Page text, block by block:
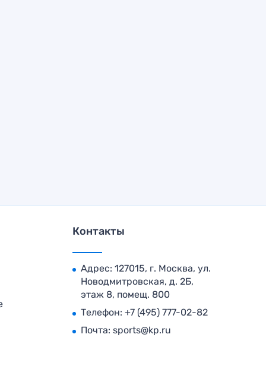
Контакты
Адрес: 127015, г. Москва, ул.
Новодмитровская, д. 2Б,
этаж 8, помещ. 800
Телефон: +7 (495) 777-02-82
Почта: sports@kp.ru